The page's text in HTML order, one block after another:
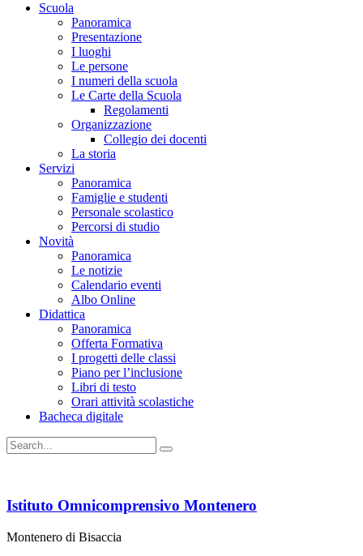
Scuola
Panoramica
Presentazione
I luoghi
Le persone
I numeri della scuola
Le Carte della Scuola
Regolamenti
Organizzazione
Collegio dei docenti
La storia
Servizi
Panoramica
Famiglie e studenti
Personale scolastico
Percorsi di studio
Novità
Panoramica
Le notizie
Calendario eventi
Albo Online
Didattica
Panoramica
Offerta Formativa
I progetti delle classi
Piano per l’inclusione
Libri di testo
Orari attività scolastiche
Bacheca digitale
Istituto Omnicomprensivo Montenero
Montenero di Bisaccia